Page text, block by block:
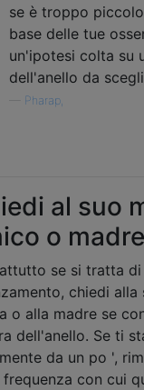
se è troppo
base delle tue
un'ipotesi colta su
dell'anello da
Pharap,
al suo
o madre
se si tratta di
chiedi alla
o alla madre se
dell'anello. Se ti
da un po ',
frequenza con cui